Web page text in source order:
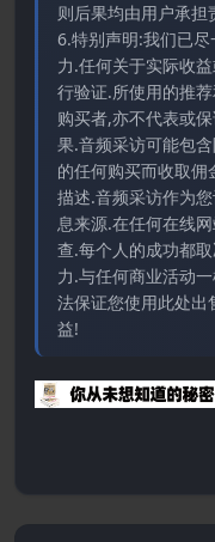
则后果均由用户承担
6.特别声明:我们已
力.任何关于实际收
行验证.所使用的推
购买者,亦不代表或
果.音频采访可能包
的任何购买而收取
描述.音频采访作为
息来源.在任何在线
查.每个人的成功都
力.与任何商业活动
法保证您使用此处出
益!